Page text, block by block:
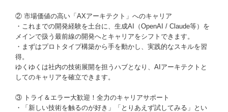
② 市場価値の高い「AXアーキテクト」へのキャリア
・これまでの開発経験を土台に、生成AI（OpenAI / Claude等）を
メインで扱う最前線の開発へとキャリアをシフトできます。
・まずはプロトタイプ構築から手を動かし、実践的なスキルを習
得。
ゆくゆくは社内の技術展開を担うハブとなり、AIアーキテクトと
してのキャリアを確立できます。
③ トライ＆エラー大歓迎！全力のキャリアサポート
・「新しい技術を触るのが好き」「とりあえず試してみる」とい